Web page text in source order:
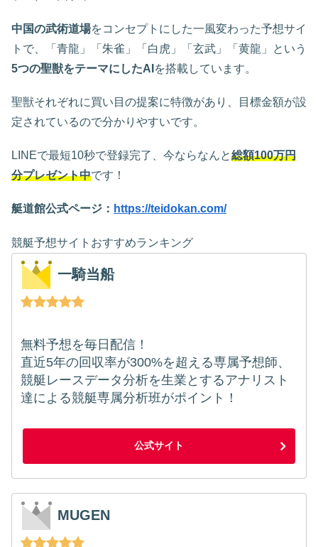
中国の武術道場をコンセプトにした一風変わった予想サイ
トで、「青龍」「朱雀」「白虎」「玄武」「黄龍」という
5つの聖獣をテーマにしたAI を搭載しています。
聖獣それぞれに買い目の提案に特徴があり、目標金額が設
定されているので分かりやすいです。
LINEで最短10秒で登録完了、今ならなんと総額100万円
分プレゼント中です！
艇道館公式ページ： https://teidokan.com/
競艇予想サイトおすすめランキング
一騎当船
無料予想を毎日配信！
直近5年の回収率が300%を超える専属予想師、
競艇レースデータ分析を生業とするアナリスト
達による競艇専属分析班がポイント！
公式サイト
MUGEN